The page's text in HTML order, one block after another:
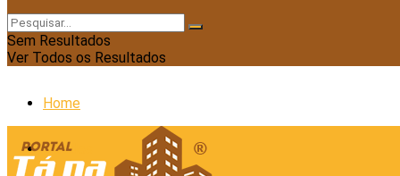
Sem Resultados
Ver Todos os Resultados
Home
Cidades